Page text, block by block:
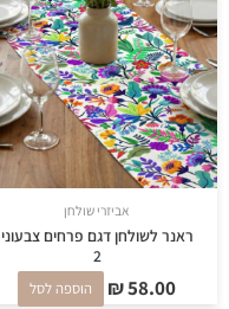
אביזרי שולחן
ראנר לשולחן דגם פרחים צבעוני
2
₪58.00 הוספה לסל